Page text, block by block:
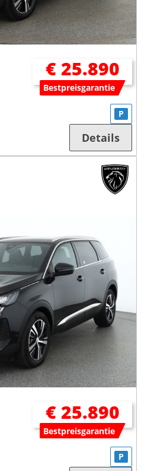
€ 25.890
Bestpreisgarantie
P
Details
€ 25.890
Bestpreisgarantie
P